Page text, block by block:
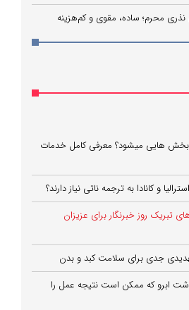
هایی میشود؟ معرفی کامل خدمات
و کانادا به ترجمه ناتی نیاز دارند؟
تبریک روز خبرنگار برای عزیزان
جدی برای سلامت کبد و بدن
ابرو که ممکن است نتیجه عمل را